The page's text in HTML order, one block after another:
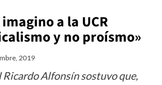
a la UCR
y no proísmo»
2019
Alfonsín sostuvo que,